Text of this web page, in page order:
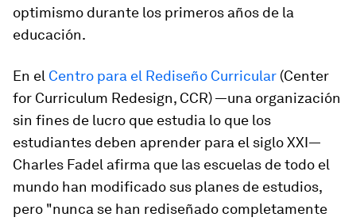
optimismo durante los primeros años de la
educación.
En el Centro para el Rediseño Curricular (Center
for Curriculum Redesign, CCR) —una organización
sin fines de lucro que estudia lo que los
estudiantes deben aprender para el siglo XXI—
Charles Fadel afirma que las escuelas de todo el
mundo han modificado sus planes de estudios,
pero "nunca se han rediseñado completamente